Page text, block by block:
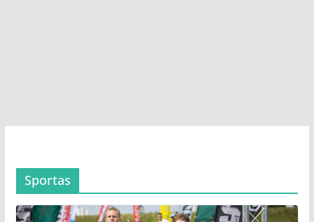
Sportas